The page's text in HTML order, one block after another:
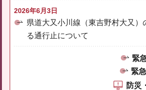
2026年6月3日
県道大又小川線（東吉野村大又）
る通行止について
緊
緊
防災